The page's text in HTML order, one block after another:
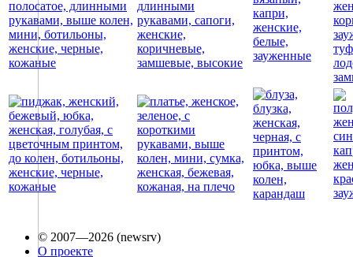
© 2007—2026 (newsrv)
О проекте